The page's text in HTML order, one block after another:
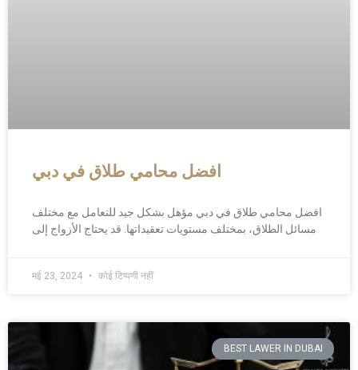
افضل محامي طلاق في دبي
افضل محامي طلاق في دبي مؤهل بشكل جيد للتعامل مع مختلف
مسائل الطلاق، بمختلف مستويات تعقيداتها. قد يحتاج الأزواج إلى
मई 23, 2024 कोई टिप्पणी नहीं
BEST LAWER IN DUBAI